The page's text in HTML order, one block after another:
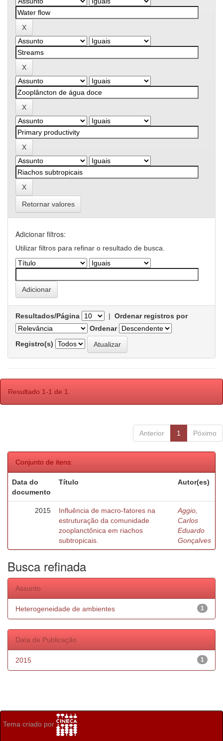
Retornar valores
Adicionar filtros:
Utilizar filtros para refinar o resultado de busca.
Resultados/Página | Ordenar registros por
Ordenar
Registro(s)
Resultado 1-1 de 1.
Anterior 1 Póximo
Conjunto de itens:
Data do
documento
Título Autor(es)
2015
Influência de macro-fatores na
estruturação da comunidade
zooplanctônica em riachos
subtropicais.
Aggio,
Carlos
Eduardo
Gonçalves
Busca refinada
Assunto
1
Heterogeneidade de ambientes
Data de Publicação
1
2015
Tema criado por